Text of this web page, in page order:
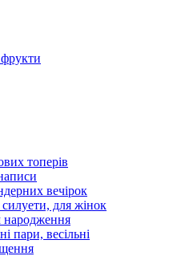
фрукти
топерів
вечірок
для жінок
​​народження
пари, весільні